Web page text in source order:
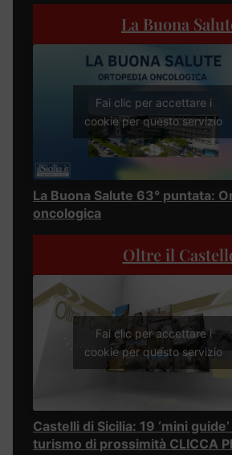
La Buona
Fai clic per accettare i
cookie per questo servizio
La Buona Salute 63° puntata:
oncologica
Oltre il
Fai clic per accettare i
cookie per questo servizio
Castelli di Sicilia: 19 ‘mini
turismo di prossimità CLICCA